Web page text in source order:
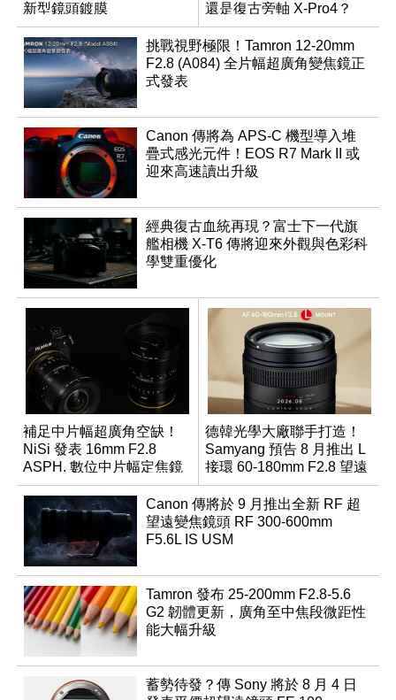
新型鏡頭鍍膜
還是復古旁軸 X-Pro4？
挑戰視野極限！Tamron 12-20mm
F2.8 (A084) 全片幅超廣角變焦鏡正
式發表
Canon 傳將為 APS-C 機型導入堆
疊式感光元件！EOS R7 Mark II 或
迎來高速讀出升級
經典復古血統再現？富士下一代旗
艦相機 X-T6 傳將迎來外觀與色彩科
學雙重優化
補足中片幅超廣角空缺！
NiSi 發表 16mm F2.8
ASPH. 數位中片幅定焦鏡
德韓光學大廠聯手打造！
Samyang 預告 8 月推出 L
接環 60-180mm F2.8 望遠
變焦鏡
Canon 傳將於 9 月推出全新 RF 超
望遠變焦鏡頭 RF 300-600mm
F5.6L IS USM
Tamron 發布 25-200mm F2.8-5.6
G2 韌體更新，廣角至中焦段微距性
能大幅升級
蓄勢待發？傳 Sony 將於 8 月 4 日